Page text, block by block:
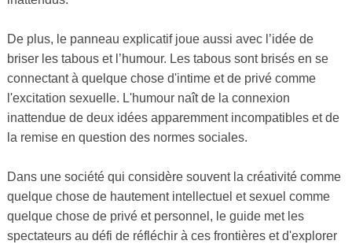
De plus, le panneau explicatif joue aussi avec l’idée de
briser les tabous et l’humour. Les tabous sont brisés en se
connectant à quelque chose d'intime et de privé comme
l'excitation sexuelle. L'humour naît de la connexion
inattendue de deux idées apparemment incompatibles et de
la remise en question des normes sociales.
Dans une société qui considère souvent la créativité comme
quelque chose de hautement intellectuel et sexuel comme
quelque chose de privé et personnel, le guide met les
spectateurs au défi de réfléchir à ces frontières et d'explorer